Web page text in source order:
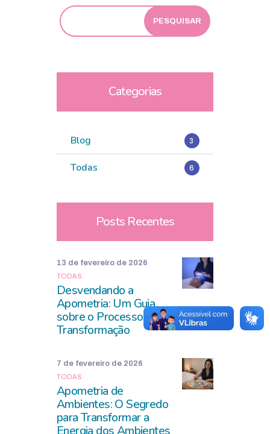
Categorias
Blog 3
Todas 6
Posts Recentes
TODAS
Desvendando a
Apometria: Um Guia
sobre o Processo de
Transformação
13 de fevereiro de 2026
TODAS
Apometria de
Ambientes: O Segredo
para Transformar a
7 de fevereiro de 2026